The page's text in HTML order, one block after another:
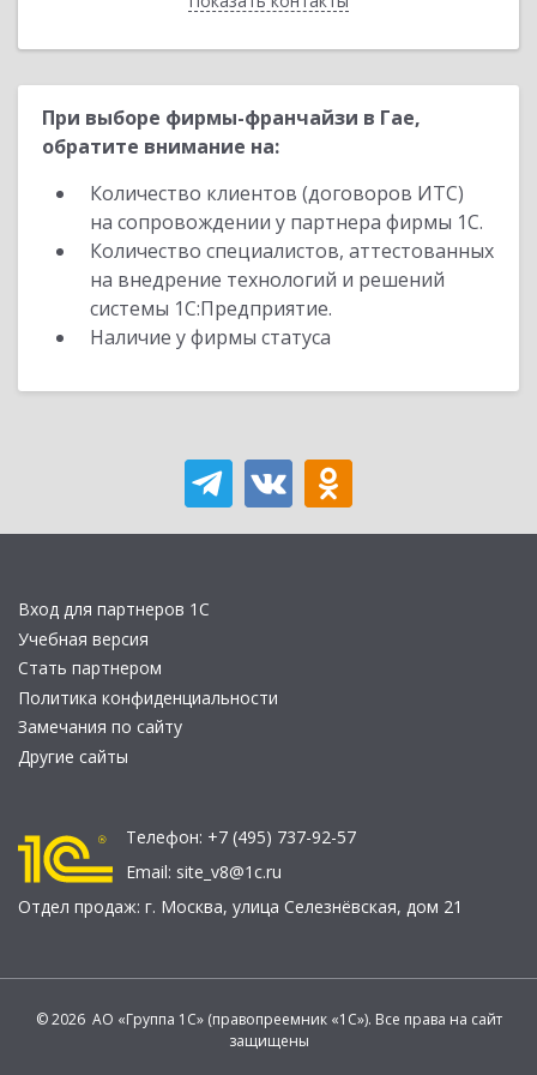
При выборе фирмы-франчайзи в Гае,
обратите внимание на:
Количество клиентов (договоров ИТС)
на сопровождении у партнера фирмы 1С.
Количество специалистов, аттестованных
на внедрение технологий и решений
системы 1С:Предприятие.
Наличие у фирмы статуса
Вход для партнеров 1С
Учебная версия
Стать партнером
Политика конфиденциальности
Замечания по сайту
Другие сайты
Телефон: +7 (495) 737-92-57
Email: site_v8@1c.ru
Отдел продаж: г. Москва, улица Селезнёвская, дом 21
© 2026 АО «Группа 1С» (правопреемник «1С»). Все права на сайт
защищены